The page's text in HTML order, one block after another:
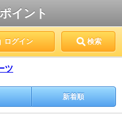
イント
ログイン 検索
ツ
新着順